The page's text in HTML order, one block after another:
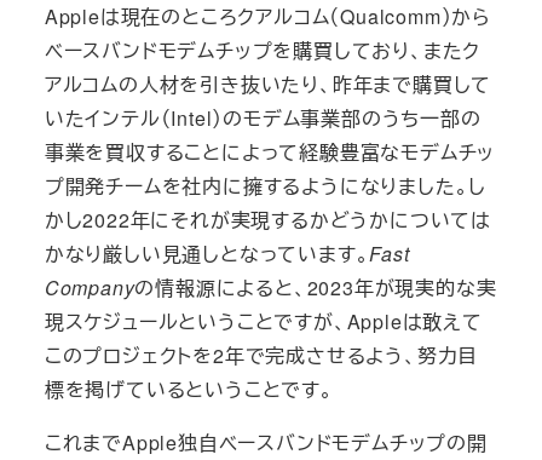
Appleは現在のところクアルコム（Qualcomm）から
ベースバンドモデムチップを購買しており、またク
アルコムの人材を引き抜いたり、昨年まで購買して
いたインテル（Intel）のモデム事業部のうち一部の
事業を買収することによって経験豊富なモデムチッ
プ開発チームを社内に擁するようになりました。し
かし2022年にそれが実現するかどうかについては
かなり厳しい見通しとなっています。Fast
Companyの情報源によると、2023年が現実的な実
現スケジュールということですが、Appleは敢えて
このプロジェクトを2年で完成させるよう、努力目
標を掲げているということです。
これまでApple独自ベースバンドモデムチップの開